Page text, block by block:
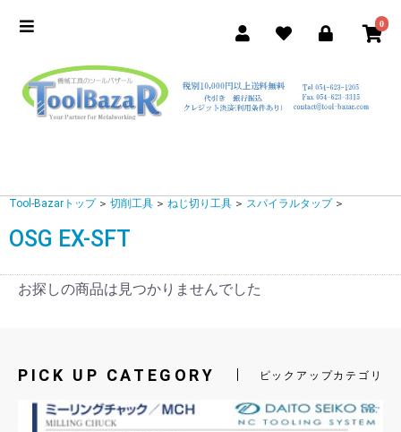
0
Tool-Bazarトップ ＞ 切削工具 ＞ ねじ切り工具 ＞ スパイラルタップ ＞
OSG EX-SFT
お探しの商品は見つかりませんでした
PICK UP CATEGORY ピックアップカテゴリ